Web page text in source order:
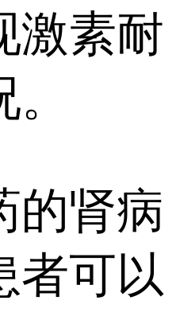
激素耐
的肾病
者可以